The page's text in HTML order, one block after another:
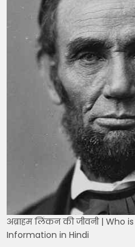
अब्राहम लिंकन की जीवनी | Who
Information in Hindi